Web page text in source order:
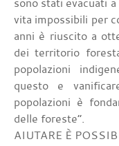
vita impossibili per
anni è riuscito a
dei territorio
popolazioni
questo e
popolazioni è
delle foreste”.
AIUTARE È